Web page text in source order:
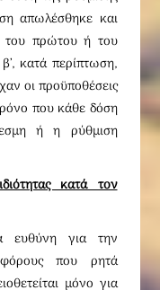
απωλέσθηκε και
του πρώτου ή του
κατά περίπτωση,
οι προϋποθέσεις
που κάθε δόση
ή η ρύθμιση
κατά τον
ευθύνη για την
που ρητά
μόνο για